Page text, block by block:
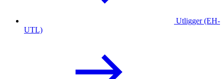
Utligger (EH-
UTL)